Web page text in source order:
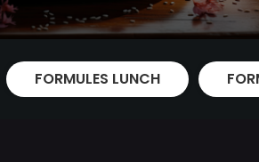
FORMULES LUNCH